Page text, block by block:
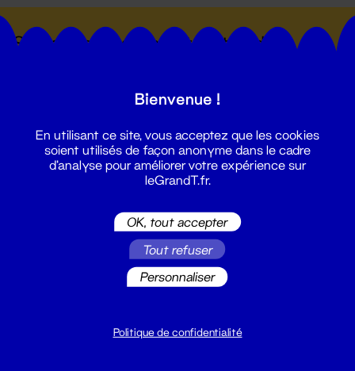
Suivez toutes les actualités du
Du lundi au vendredi 14h → 18h
Bienvenue !
En utilisant ce site, vous acceptez que les cookies
soient utilisés de façon anonyme dans le cadre
d'analyse pour améliorer votre expérience sur
leGrandT.fr.
OK, tout accepter
Tout refuser
Personnaliser
Politique de confidentialité